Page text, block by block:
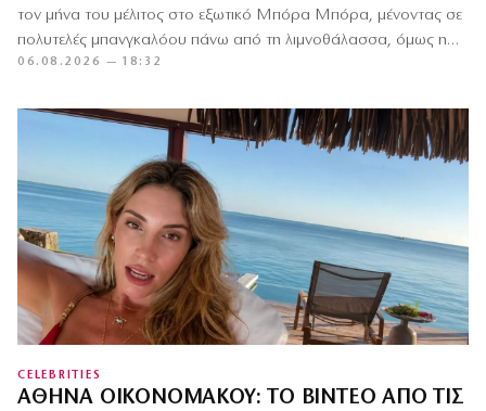
τον μήνα του μέλιτος στο εξωτικό Μπόρα Μπόρα, μένοντας σε
πολυτελές μπανγκαλόου πάνω από τη λιμνοθάλασσα, όμως η…
06.08.2026 — 18:32
CELEBRITIES
ΑΘΗΝΆ ΟΙΚΟΝΟΜΆΚΟΥ: ΤΟ ΒΊΝΤΕΟ ΑΠΌ ΤΙΣ